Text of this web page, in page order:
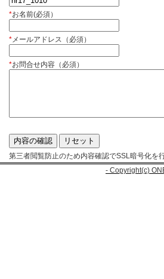
*お名前(必須）
*メールアドレス（必須）
*お問合せ内容（必須）
第三者閲覧防止のため内容確認でSSL暗号化を
- Copyright(c)